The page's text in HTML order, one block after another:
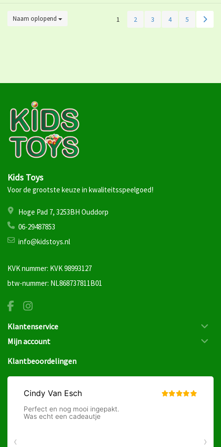
Naam oplopend 1 2 3 4 5
Kids Toys
Voor de grootste keuze in kwaliteitsspeelgoed!
Hoge Pad 7, 3253BH Ouddorp
06-29487853
info@kidstoys.nl
KVK nummer: KVK 98993127
btw-nummer: NL868737811B01
Klantenservice
Mijn account
Klantbeoordelingen